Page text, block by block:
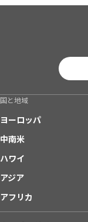
国と地域
ヨーロッパ
中南米
ハワイ
アジア
アフリカ